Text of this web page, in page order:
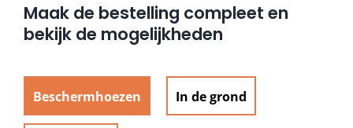
Maak de bestelling compleet en
bekijk de mogelijkheden
Beschermhoezen In de grond